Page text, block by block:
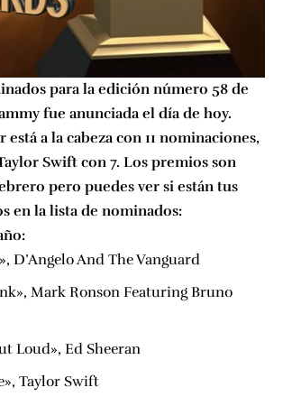
para la edición número 58 de
fue anunciada el día de hoy.
a la cabeza con 11 nominaciones,
Swift con 7. Los premios son
pero puedes ver si están tus
en la lista de nominados:
D’Angelo And The Vanguard
Mark Ronson Featuring Bruno
Loud», Ed Sheeran
Taylor Swift